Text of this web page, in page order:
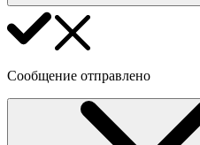
Сообщение отправлено